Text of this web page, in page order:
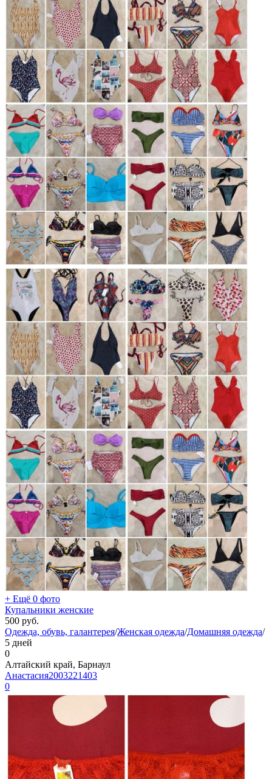
+ Ещё 0 фото
Купальники женские
500 руб.
Одежда, обувь, галантерея/Женская одежда/Домашняя одежда/
5 дней
0
Алтайский край, Барнаул
Анастасия2003221403
0